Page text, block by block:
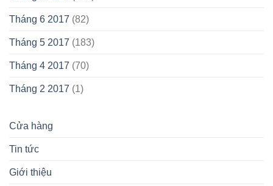
Tháng 6 2017 (82)
Tháng 5 2017 (183)
Tháng 4 2017 (70)
Tháng 2 2017 (1)
Cửa hàng
Tin tức
Giới thiệu